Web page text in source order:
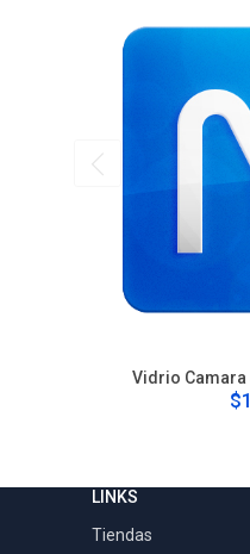
Vidrio Camara
LINKS
Tiendas